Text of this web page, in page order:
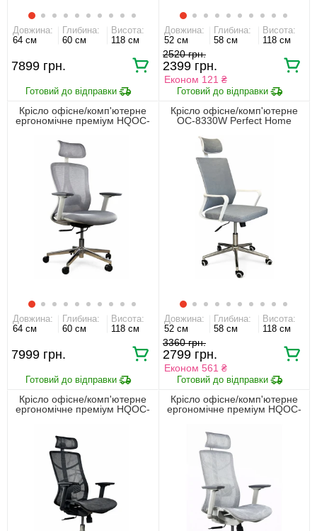
Довжина:
64 см
Глибина:
60 см
Висота:
118 см
7899
Довжина:
52 см
Глибина:
58 см
Висота:
118 см
2520
2399
Економ 121 ₴
Крісло офісне/комп'ютерне
ергономічне преміум HQOC-
Довжина:
64 см
Глибина:
60 см
Висота:
118 см
7999
Крісло офісне/комп'ютерне
OC-8330W Perfect Home
Довжина:
52 см
Глибина:
58 см
Висота:
118 см
3360
2799
Економ 561 ₴
Крісло офісне/комп'ютерне
ергономічне преміум HQOC-
Крісло офісне/комп'ютерне
ергономічне преміум HQOC-